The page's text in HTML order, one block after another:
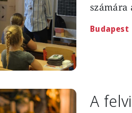
számára
Budapest
A